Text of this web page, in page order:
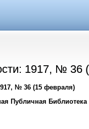
1917, № 36
№ 36 (15 февраля)
Публичная Библиотека